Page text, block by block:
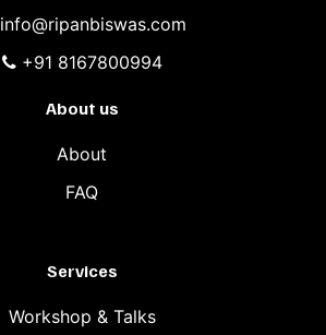
info@ripanbiswas.com
+91 8167800994
About us
About
FAQ
Services
Workshop & Talks